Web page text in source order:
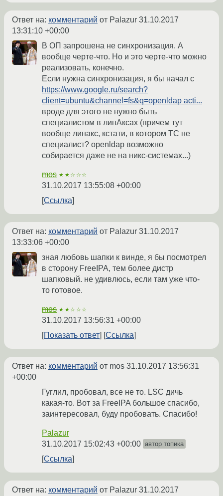
Ответ на: комментарий от Palazur 31.10.2017
13:31:10 +00:00
В ОП запрошена не синхронизация. А
вообще черте-что. Но и это черте-что можно
реализовать, конечно.
Если нужна синхронизация, я бы начал с
https://www.google.ru/search?
client=ubuntu&channel=fs&q=openldap acti...
вроде для этого не нужно быть
специалистом в линАксах (причем тут
вообще линакс, кстати, в котором ТС не
специалист? openldap возможно
собирается даже не на никс-системах...)
mos ★★☆☆☆
31.10.2017 13:55:08 +00:00
Ссылка
Ответ на: комментарий от Palazur 31.10.2017
13:33:06 +00:00
зная любовь шапки к винде, я бы посмотрел
в сторону FreeIPA, тем более дистр
шапковый. не удивлюсь, если там уже что-
то готовое.
mos ★★☆☆☆
31.10.2017 13:56:31 +00:00
Показать ответ
Ссылка
Ответ на: комментарий от mos 31.10.2017 13:56:31
+00:00
Гуглил, пробовал, все не то. LSC дичь
какая-то. Вот за FreeIPA большое спасибо,
заинтересовал, буду пробовать. Спасибо!
Palazur
31.10.2017 15:02:43 +00:00 автор топика
Ссылка
Ответ на: комментарий от Palazur 31.10.2017